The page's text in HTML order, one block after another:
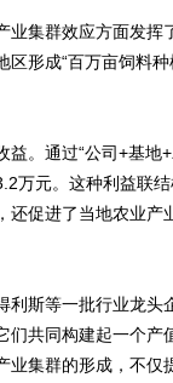
集群效应方面发挥
区形成“百万亩饲料
。通过“公司+基地+
万元。这种利益联
促进了当地农业产
斯等一批行业龙头
们共同构建起一个
集群的形成，不仅